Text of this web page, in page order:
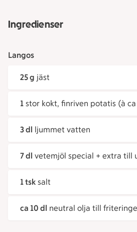
Ingredienser
Langos
25 g jäst
1 stor kokt, finriven potatis (à
3 dl ljummet vatten
7 dl vetemjöl special + extra till
1 tsk salt
ca 10 dl neutral olja till